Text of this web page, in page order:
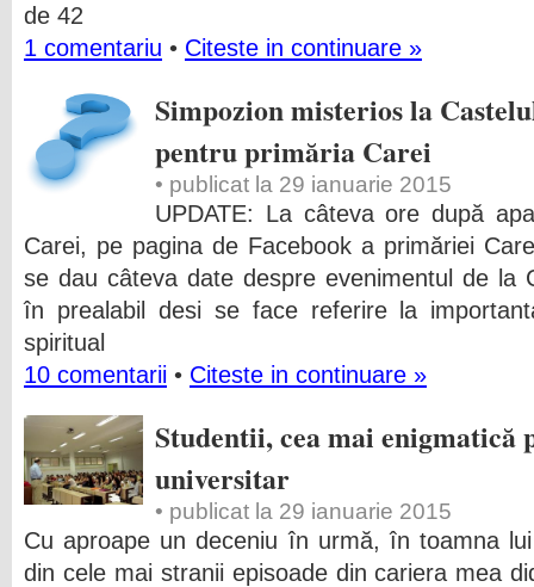
de 42
1 comentariu • Citeste in continuare »
Simpozion misterios la
pentru primăria Carei
• publicat la 29 ianuarie 2015
UPDATE: La câteva ore după
Carei, pe pagina de Facebook a primăriei
se dau câteva date despre evenimentul de la
în prealabil desi se face referire la
spiritual
10 comentarii • Citeste in continuare »
Studentii, cea mai enigmatică
universitar
• publicat la 29 ianuarie 2015
Cu aproape un deceniu în urmă, în toamna
din cele mai stranii episoade din cariera mea